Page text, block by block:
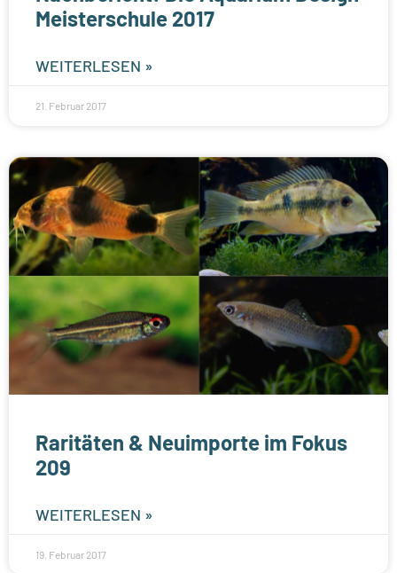
Meisterschule 2017
WEITERLESEN »
21. Februar 2017
Raritäten & Neuimporte im Fokus
209
WEITERLESEN »
19. Februar 2017